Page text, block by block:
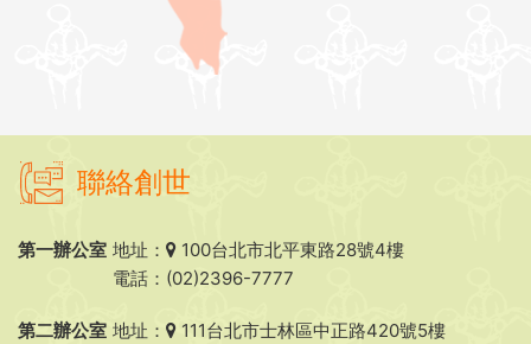
聯絡創世
第一辦公室 地址：
100台北市北平東路28號4樓
電話：(02)2396-7777
第二辦公室 地址：
111台北市士林區中正路420號5樓